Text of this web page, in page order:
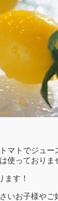
マトでジュー
使っておりま
ます！
いお子様やご